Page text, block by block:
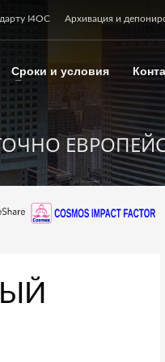
I4OC Архивация и
Сроки и условия